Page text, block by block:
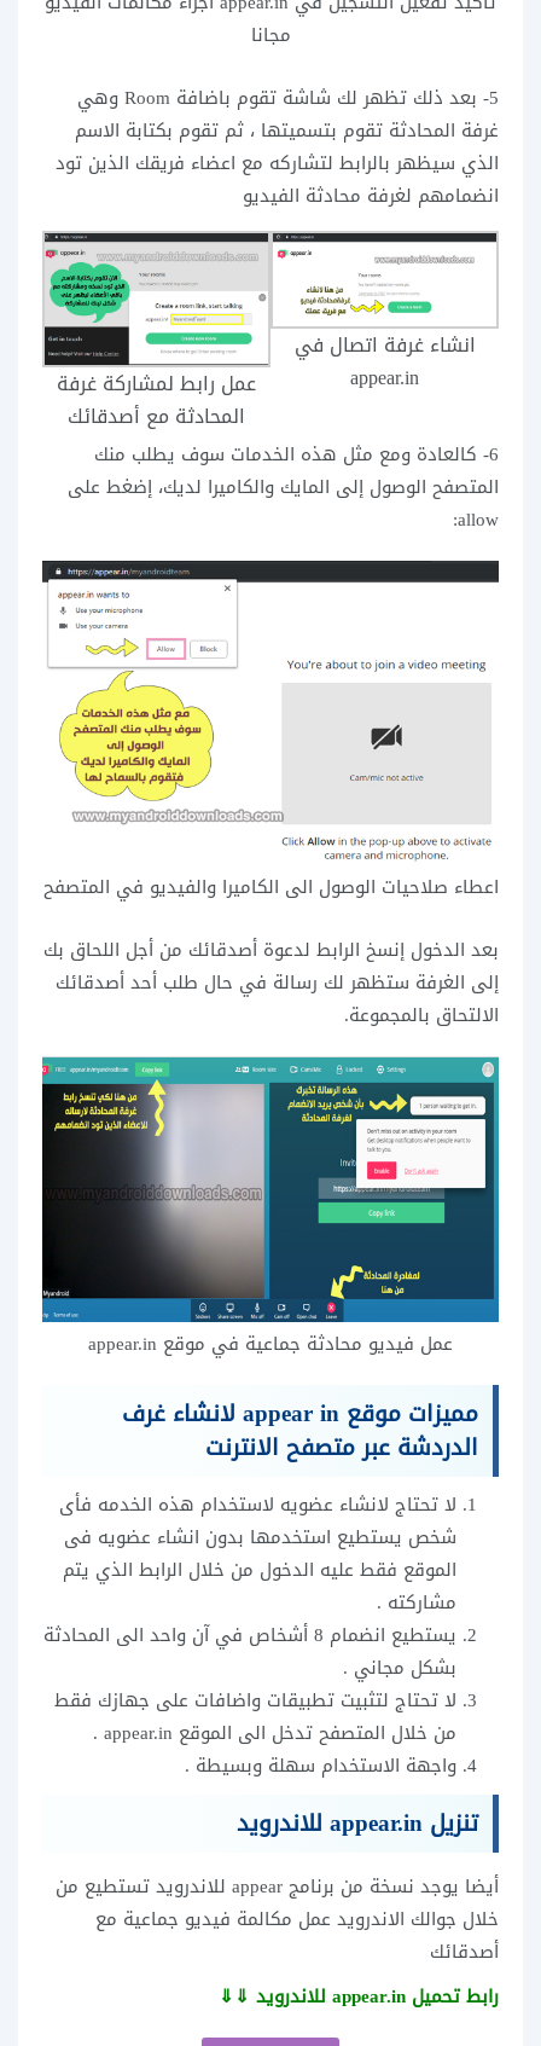
مجانا
5- بعد ذلك تظهر لك شاشة تقوم باضافة Room وهي
غرفة المحادثة تقوم بتسميتها ، ثم تقوم بكتابة الاسم
الذي سيظهر بالرابط لتشاركه مع اعضاء فريقك الذين تود
انضمامهم لغرفة محادثة الفيديو
انشاء غرفة اتصال في
appear.in
عمل رابط لمشاركة غرفة
المحادثة مع أصدقائك
6- كالعادة ومع مثل هذه الخدمات سوف يطلب منك
المتصفح الوصول إلى المايك والكاميرا لديك، إضغط على
allow:
اعطاء صلاحيات الوصول الى الكاميرا والفيديو في المتصفح
بعد الدخول إنسخ الرابط لدعوة أصدقائك من أجل اللحاق بك
إلى الغرفة ستظهر لك رسالة في حال طلب أحد أصدقائك
الالتحاق بالمجموعة.
عمل فيديو محادثة جماعية في موقع appear.in
مميزات موقع appear in لانشاء غرف
الدردشة عبر متصفح الانترنت
لا تحتاج لانشاء عضويه لاستخدام هذه الخدمه فأى
شخص يستطيع استخدمها بدون انشاء عضويه فى
الموقع فقط عليه الدخول من خلال الرابط الذي يتم
مشاركته .
يستطيع انضمام 8 أشخاص في آن واحد الى المحادثة
بشكل مجاني .
لا تحتاج لتثبيت تطبيقات واضافات على جهازك فقط
من خلال المتصفح تدخل الى الموقع appear.in .
واجهة الاستخدام سهلة وبسيطة .
تنزيل appear.in للاندرويد
أيضا يوجد نسخة من برنامج appear للاندرويد تستطيع من
خلال جوالك الاندرويد عمل مكالمة فيديو جماعية مع
أصدقائك
رابط تحميل appear.in للاندرويد ⇓⇓